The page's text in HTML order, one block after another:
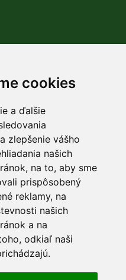
cookies
a ďalšie
zlepšenie vášho
našich
na to, aby sme
prispôsobený
reklamy, na
našich
a na
odkiaľ naši
Tatry so sídlom v
Bystrica
Slovenskej republiky
7/B 821 04
ochrana-osobnych-